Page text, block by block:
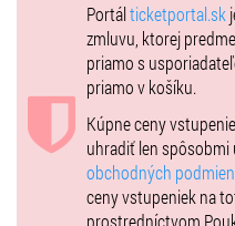
Portálticketportal.sk
zmluvu, ktorej
priamo s
priamo v košíku.
Kúpne ceny
uhradiť len spôsobmi
obchodných
ceny vstupeniek na
prostredníctvom